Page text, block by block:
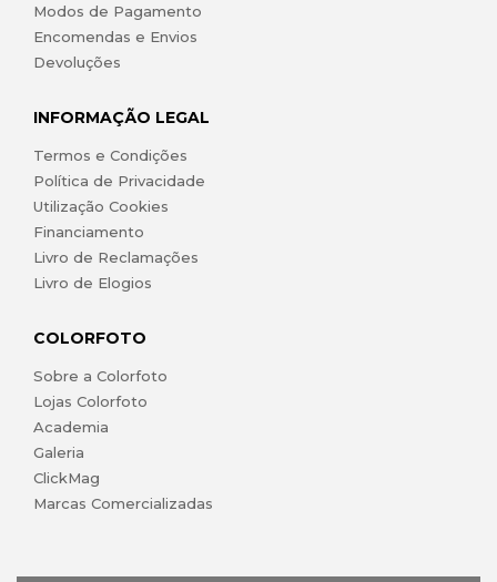
Modos de Pagamento
Encomendas e Envios
Devoluções
INFORMAÇÃO LEGAL
Termos e Condições
Política de Privacidade
Utilização Cookies
Financiamento
Livro de Reclamações
Livro de Elogios
COLORFOTO
Sobre a Colorfoto
Lojas Colorfoto
Academia
Galeria
ClickMag
Marcas Comercializadas